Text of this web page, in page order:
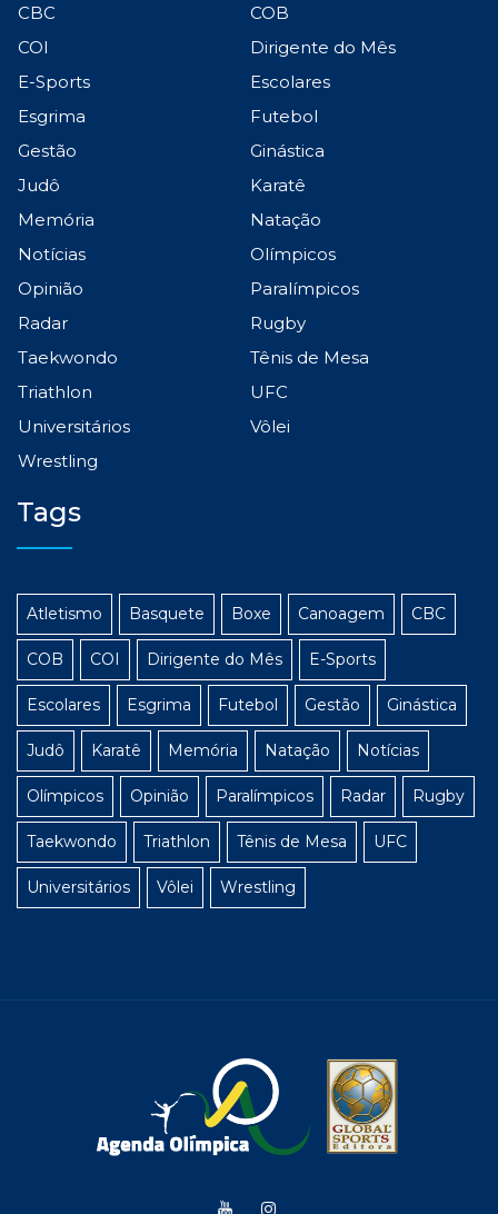
CBC
COB
COI
Dirigente do Mês
E-Sports
Escolares
Esgrima
Futebol
Gestão
Ginástica
Judô
Karatê
Memória
Natação
Notícias
Olímpicos
Opinião
Paralímpicos
Radar
Rugby
Taekwondo
Tênis de Mesa
Triathlon
UFC
Universitários
Vôlei
Wrestling
Tags
Atletismo Basquete Boxe Canoagem CBC
COB COI Dirigente do Mês E-Sports
Escolares Esgrima Futebol Gestão Ginástica
Judô Karatê Memória Natação Notícias
Olímpicos Opinião Paralímpicos Radar Rugby
Taekwondo Triathlon Tênis de Mesa UFC
Universitários Vôlei Wrestling